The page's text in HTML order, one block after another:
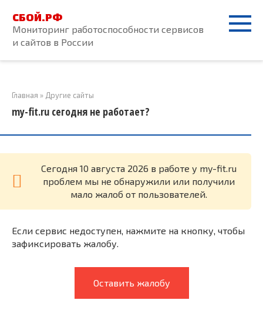
контенту
СБОЙ.РФ
Мониторинг работоспособности сервисов
и сайтов в России
Главная » Другие сайты
my-fit.ru сегодня не работает?
Cегодня 10 августа 2026 в работе у my-fit.ru
проблем мы не обнаружили или получили
мало жалоб от пользователей.
Если сервис недоступен, нажмите на кнопку, чтобы
зафиксировать жалобу.
Оставить жалобу